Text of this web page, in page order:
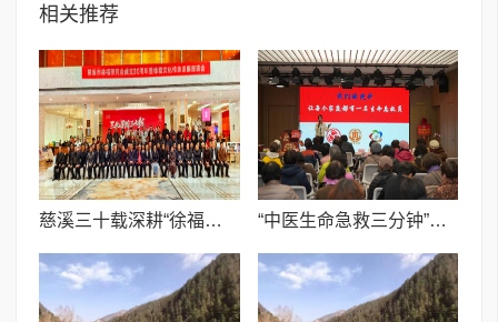
相关推荐
慈溪三十载深耕“徐福东渡”文化 联结古今助力“一带一路” “中医生命急救三分钟”公益行启动,走进上海